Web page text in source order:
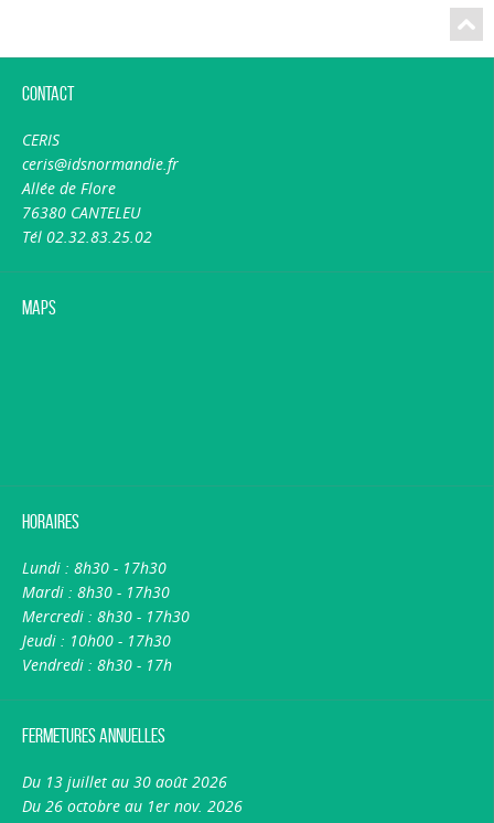
Contact
CERIS
ceris@idsnormandie.fr
Allée de Flore
76380 CANTELEU
Tél 02.32.83.25.02
Maps
Horaires
Lundi : 8h30 - 17h30
Mardi : 8h30 - 17h30
Mercredi : 8h30 - 17h30
Jeudi : 10h00 - 17h30
Vendredi : 8h30 - 17h
Fermetures annuelles
Du 13 juillet au 30 août 2026
Du 26 octobre au 1er nov. 2026